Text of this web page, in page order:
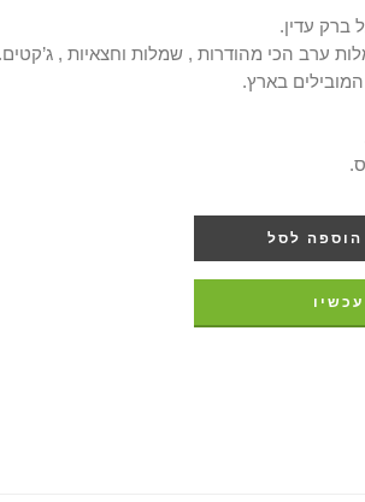
ברק עדין.
ערב הכי מהודרות , שמלות וחצאיות , ג’קטים.
בארץ.
הוספה לסל